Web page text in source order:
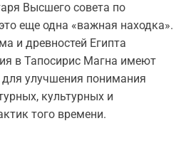
Высшего совета по
еще одна «важная находка».
и древностей Египта
в Тапосирис Магна имеют
улучшения понимания
культурных и
того времени.